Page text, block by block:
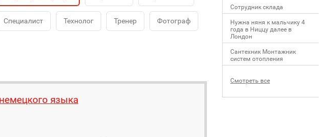
Специалист Технолог Тренер Фотограф
языка
Сотрудник склада
Нужна няня к мальчику 4
года в Ниццу далее в
Лондон
Сантехник Монтажник
систем отопления
Смотреть все